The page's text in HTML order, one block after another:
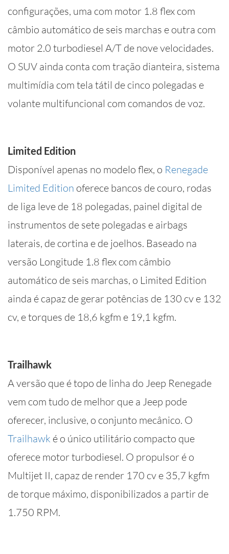
configurações, uma com motor 1.8 flex com
câmbio automático de seis marchas e outra com
motor 2.0 turbodiesel A/T de nove velocidades.
O SUV ainda conta com tração dianteira, sistema
multimídia com tela tátil de cinco polegadas e
volante multifuncional com comandos de voz.
Limited Edition
Disponível apenas no modelo flex, o Renegade
Limited Edition oferece bancos de couro, rodas
de liga leve de 18 polegadas, painel digital de
instrumentos de sete polegadas e airbags
laterais, de cortina e de joelhos. Baseado na
versão Longitude 1.8 flex com câmbio
automático de seis marchas, o Limited Edition
ainda é capaz de gerar potências de 130 cv e 132
cv, e torques de 18,6 kgfm e 19,1 kgfm.
Trailhawk
A versão que é topo de linha do Jeep Renegade
vem com tudo de melhor que a Jeep pode
oferecer, inclusive, o conjunto mecânico. O
Trailhawk é o único utilitário compacto que
oferece motor turbodiesel. O propulsor é o
Multijet II, capaz de render 170 cv e 35,7 kgfm
de torque máximo, disponibilizados a partir de
1.750 RPM.